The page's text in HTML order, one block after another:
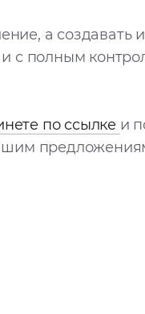
а создавать
с полным
по ссылке и